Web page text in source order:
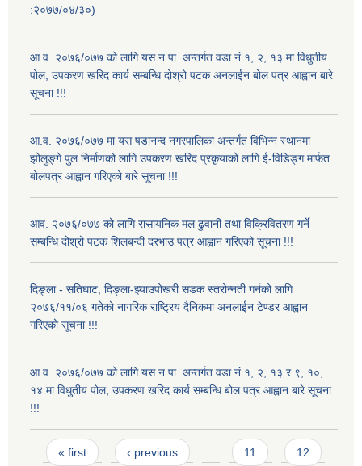
:२०७७/०४/३०)
आ.व. २०७६/०७७ को लागि यस न.पा. अन्तर्गत वडा नं १, २, १३ मा विधुतीय
पोल, उपकरण खरिद कार्य सम्बन्धि दोश्रो पटक अनलाईन बोल पत्र आह्वान बारे
सूचना !!!
आ.व. २०७६/०७७ मा यस षडानन्द नगरपालिका अन्तर्गत विभिन्न स्थानमा
झोलुङ्गे पुल निर्माणको लागि उपकरण खरिद प्रकृयाको लागि ई-विडिङ्ग मार्फत
बोलपत्र आह्वान गरिएको बारे सूचना !!!
आव. २०७६/०७७ को लागि रासायनिक मल ढुवानी तथा विक्रिवितरण गर्ने
सम्बन्धि दोश्रो पटक शिलबन्दी दरभाउ पत्र आह्वान गरिएको सूचना !!!
दिङ्ला - सतिघाट, दिङ्ला-झ्याउपोखरी सडक स्तरोन्नती गर्नको लागि
२०७६/११/०६ गतेको नागरिक राष्ट्रिय दैनिकमा अनलाईन टेण्डर आह्वान
गरिएको सूचना !!!
आ.व. २०७६/०७७ को लागि यस न.पा. अन्तर्गत वडा नं १, २, १३ र ९, १०,
१४ मा विधुतीय पोल, उपकरण खरिद कार्य सम्बन्धि बोल पत्र आह्वान बारे सूचना
!!!
Pages
« first ‹ previous 11 12